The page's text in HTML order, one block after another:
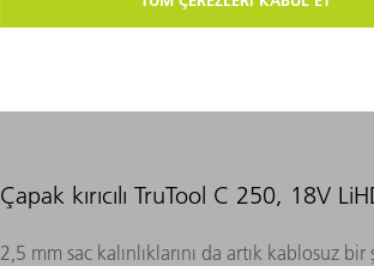
Çapak kırıcılı TruTool C 250, 18V
2,5 mm sac kalınlıklarını da artık kablosuz